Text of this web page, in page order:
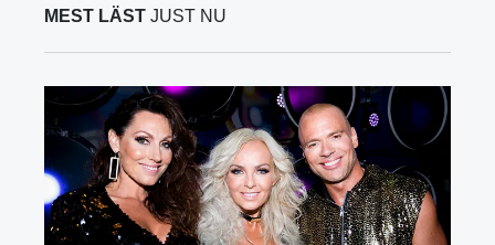
MEST LÄST JUST NU